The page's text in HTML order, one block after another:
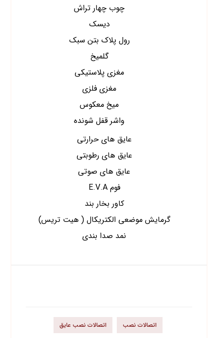
چوب چهار تراش
دیسک
رول پلاک بتن سبک
گلمیخ
مغزی پلاستیکی
مغزی فلزی
میخ معکوس
واشر قفل شونده
عایق های حرارتی
عایق های رطوبتی
عایق های صوتی
فوم E.V.A
کاور بخار بند
گرمایش موضعی الکتریکال ( هیت تریس)
نمد صدا بندی
اتصالات نصب اتصالات نصب عایق